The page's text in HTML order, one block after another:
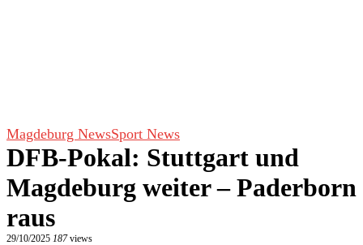
Magdeburg NewsSport News
DFB-Pokal: Stuttgart und
Magdeburg weiter – Paderborn
raus
29/10/2025 187views